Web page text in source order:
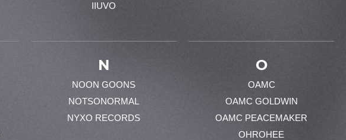
IIUVO
N
NOON GOONS
NOTSONORMAL
NYXO RECORDS
O
OAMC
OAMC GOLDWIN
OAMC PEACEMAKER
OHROHEE